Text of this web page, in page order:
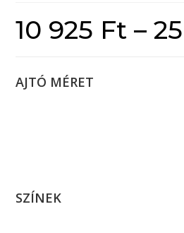
10 925 Ft –
AJTÓ MÉRET
SZÍNEK